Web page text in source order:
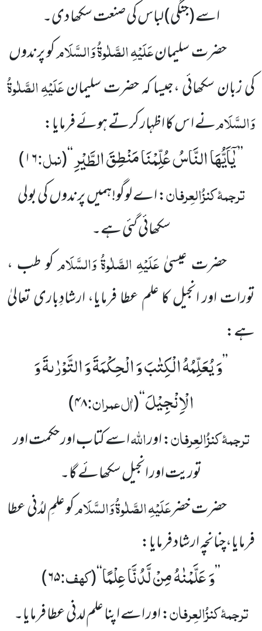
اسے(جنگی)لباس کی صنعت سکھا دی۔
حضرت سلیمانعَلَیْہِالصَّلٰوۃُوَالسَّلَامکو پرندوں
کی زبان سکھائی ،جیسا کہ حضرت سلیمانعَلَیْہِالصَّلٰوۃُ
وَالسَّلَامنے ا س کا اظہار کرتے ہوئے فرمایا:
’’یٰۤاَیُّهَا النَّاسُ عُلِّمْنَا مَنْطِقَ الطَّیْرِ‘‘
(نمل:۱۶)
ترجمۂکنزُالعِرفان: اے لوگو!ہمیں پرندوں کی بولی
سکھائی گئی ہے۔
حضرت عیسیٰعَلَیْہِالصَّلٰوۃُوَالسَّلَامکو طب ،
تورات اور انجیل کا علم عطا فرمایا، ارشادِباری تعالیٰ
ہے:
’’وَ یُعَلِّمُهُ الْكِتٰبَ وَ الْحِكْمَةَ وَ التَّوْرٰىةَ وَ
الْاِنْجِیْلَ‘‘
(اٰل عمران:۴۸)
ترجمۂکنزُالعِرفان: اوراللہاسے کتاب اور حکمت اور
توریت اور انجیل سکھائے گا۔
حضرت خضرعَلَیْہِالصَّلٰوۃُوَالسَّلَامکو علمِ لدُنی عطا
فرمایا،چنانچہ ارشاد فرمایا:
’’وَ عَلَّمْنٰهُ مِنْ لَّدُنَّا عِلْمًا‘‘
(کہف:۶۵)
ترجمۂکنزُالعِرفان: اور اسے اپنا علم لدنی عطا فرمایا۔